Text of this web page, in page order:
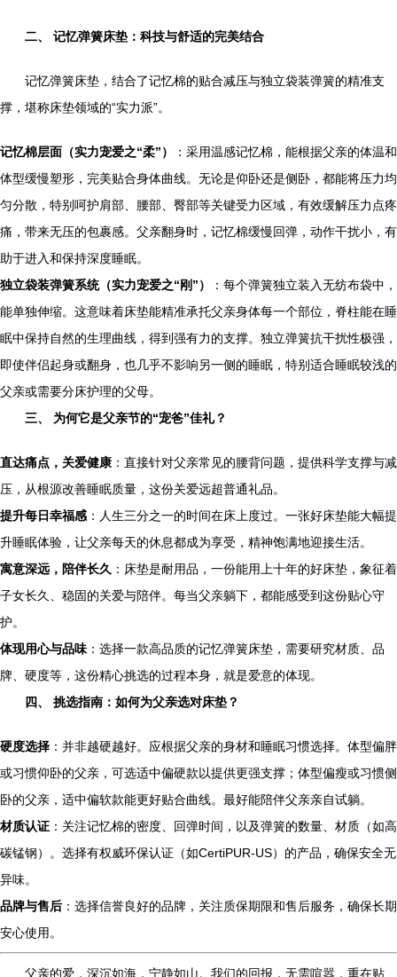
二、 记忆弹簧床垫：科技与舒适的完美结合
记忆弹簧床垫，结合了记忆棉的贴合减压与独立袋装弹簧的精准支
撑，堪称床垫领域的“实力派”。
记忆棉层面（实力宠爱之“柔”）
：采用温感记忆棉，能根据父亲的体温和
体型缓慢塑形，完美贴合身体曲线。无论是仰卧还是侧卧，都能将压力均
匀分散，特别呵护肩部、腰部、臀部等关键受力区域，有效缓解压力点疼
痛，带来无压的包裹感。父亲翻身时，记忆棉缓慢回弹，动作干扰小，有
助于进入和保持深度睡眠。
独立袋装弹簧系统（实力宠爱之“刚”）
：每个弹簧独立装入无纺布袋中，
能单独伸缩。这意味着床垫能精准承托父亲身体每一个部位，脊柱能在睡
眠中保持自然的生理曲线，得到强有力的支撑。独立弹簧抗干扰性极强，
即使伴侣起身或翻身，也几乎不影响另一侧的睡眠，特别适合睡眠较浅的
父亲或需要分床护理的父母。
三、 为何它是父亲节的“宠爸”佳礼？
直达痛点，关爱健康 ：直接针对父亲常见的腰背问题，提供科学支撑与减
压，从根源改善睡眠质量，这份关爱远超普通礼品。
提升每日幸福感 ：人生三分之一的时间在床上度过。一张好床垫能大幅提
升睡眠体验，让父亲每天的休息都成为享受，精神饱满地迎接生活。
寓意深远，陪伴长久 ：床垫是耐用品，一份能用上十年的好床垫，象征着
子女长久、稳固的关爱与陪伴。每当父亲躺下，都能感受到这份贴心守
护。
体现用心与品味 ：选择一款高品质的记忆弹簧床垫，需要研究材质、品
牌、硬度等，这份精心挑选的过程本身，就是爱意的体现。
四、 挑选指南：如何为父亲选对床垫？
硬度选择 ：并非越硬越好。应根据父亲的身材和睡眠习惯选择。体型偏胖
或习惯仰卧的父亲，可选适中偏硬款以提供更强支撑；体型偏瘦或习惯侧
卧的父亲，适中偏软款能更好贴合曲线。最好能陪伴父亲亲自试躺。
材质认证 ：关注记忆棉的密度、回弹时间，以及弹簧的数量、材质（如高
碳锰钢）。选择有权威环保认证（如CertiPUR-US）的产品，确保安全无
异味。
品牌与售后 ：选择信誉良好的品牌，关注质保期限和售后服务，确保长期
安心使用。
父亲的爱，深沉如海，宁静如山。我们的回报，无需喧嚣，重在贴